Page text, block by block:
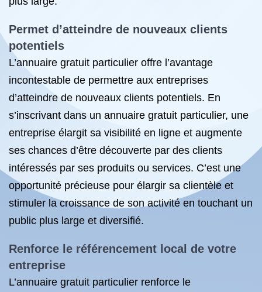
Permet d’atteindre de nouveaux clients
potentiels
L’annuaire gratuit particulier offre l’avantage
incontestable de permettre aux entreprises
d’atteindre de nouveaux clients potentiels. En
s’inscrivant dans un annuaire gratuit particulier, une
entreprise élargit sa visibilité en ligne et augmente
ses chances d’être découverte par des clients
intéressés par ses produits ou services. C’est une
opportunité précieuse pour élargir sa clientèle et
stimuler la croissance de son activité en touchant un
public plus large et diversifié.
Renforce le référencement local de votre
entreprise
L’annuaire gratuit particulier renforce le